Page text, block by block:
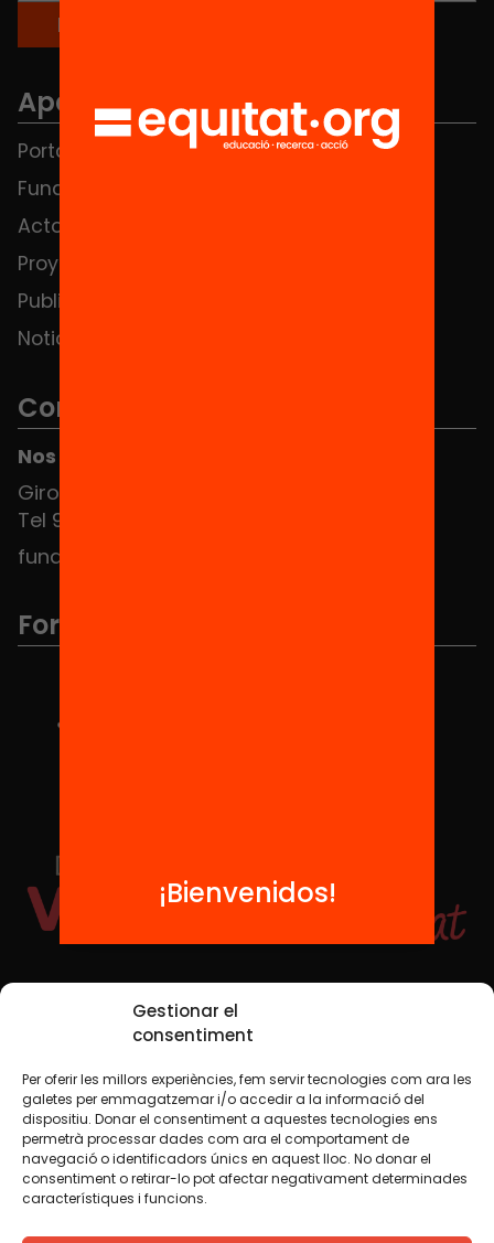
Gestionar el
consentiment
Per oferir les millors experiències, fem servir tecnologies com ara les
galetes per emmagatzemar i/o accedir a la informació del
dispositiu. Donar el consentiment a aquestes tecnologies ens
permetrà processar dades com ara el comportament de
navegació o identificadors únics en aquest lloc. No donar el
consentiment o retirar-lo pot afectar negativament determinades
característiques i funcions.
Apartados
Portada
Fundación
Actos
Proyectos
Publicaciones y vídeos
Noticias
FAQS
Contacto
Nos puedes encontrar en el HUB Social
Girona 34, interior 08010 Barcelona
Tel 934 588 700
fundacio@equitat.org
Formamos parte de...
Redes sociales
TWT YTB IG FB IN
Aviso legalPolítica de cookies
¡Bienvenidos!